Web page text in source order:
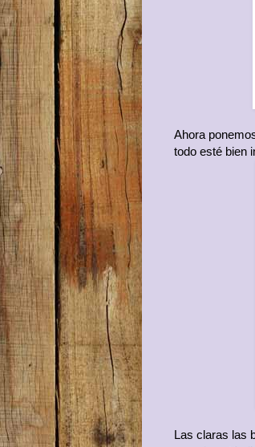
Ahora
todo esté bien
Las claras las